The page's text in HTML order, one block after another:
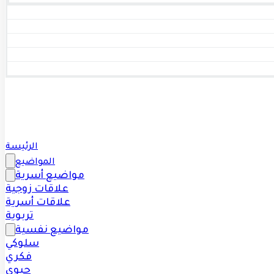
الرئيسة
المواضيع
مواضيع أسرية
علاقات زوجية
علاقات أسرية
تربوية
مواضيع نفسية
سلوكي
فكري
حيوي